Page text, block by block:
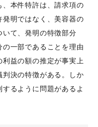
本件特許は、請求項の
明ではなく、美容器の
て、発明の特徴部分
一部であることを理由
益の額の推定が事実上
決の特徴がある。しか
るように問題があるよ